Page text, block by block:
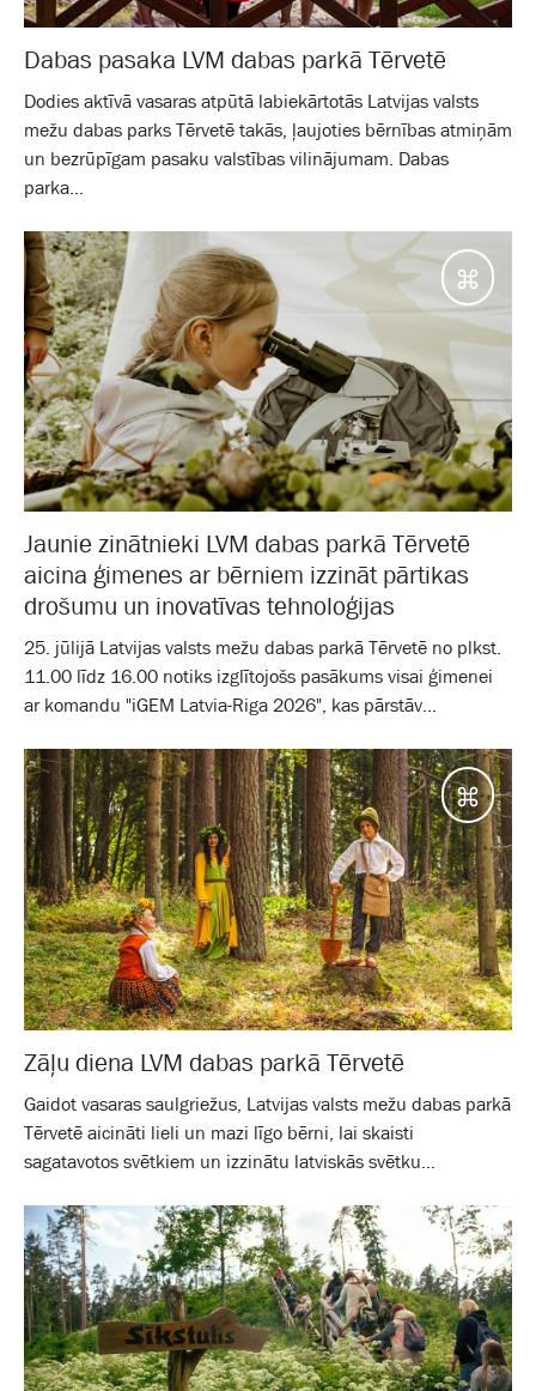
Dabas pasaka LVM dabas parkā Tērvetē
Dodies aktīvā vasaras atpūtā labiekārtotās Latvijas valsts
mežu dabas parks Tērvetē takās, ļaujoties bērnības atmiņām
un bezrūpīgam pasaku valstības vilinājumam. Dabas
parka...
Jaunie zinātnieki LVM dabas parkā Tērvetē
aicina ģimenes ar bērniem izzināt pārtikas
drošumu un inovatīvas tehnoloģijas
25. jūlijā Latvijas valsts mežu dabas parkā Tērvetē no plkst.
11.00 līdz 16.00 notiks izglītojošs pasākums visai ģimenei
ar komandu "iGEM Latvia-Riga 2026", kas pārstāv...
Zāļu diena LVM dabas parkā Tērvetē
Gaidot vasaras saulgriežus, Latvijas valsts mežu dabas parkā
Tērvetē aicināti lieli un mazi līgo bērni, lai skaisti
sagatavotos svētkiem un izzinātu latviskās svētku...